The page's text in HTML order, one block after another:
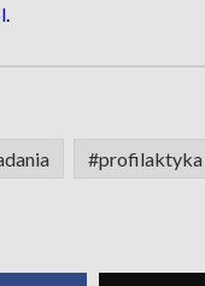
.
#profilaktyka